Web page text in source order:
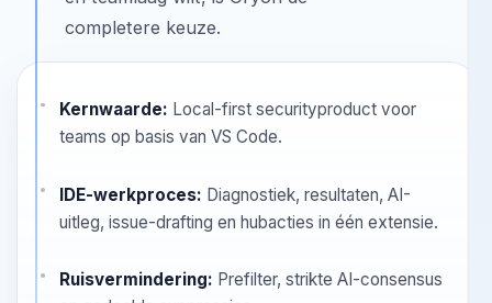
minimale productsturing wilt, is
en teamlaag wilt, is Oryon de
completere keuze.
Kernwaarde:Local-first securityproduct voor